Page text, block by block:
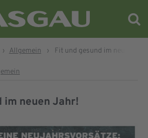
› Allgemein › Fit und gesund im neuen
im neuen Jahr!